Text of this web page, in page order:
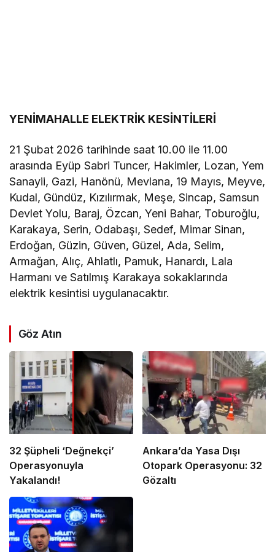
YENİMAHALLE ELEKTRİK KESİNTİLERİ
21 Şubat 2026 tarihinde saat 10.00 ile 11.00
arasında Eyüp Sabri Tuncer, Hakimler, Lozan, Yem
Sanayii, Gazi, Hanönü, Mevlana, 19 Mayıs, Meyve,
Kudal, Gündüz, Kızılırmak, Meşe, Sincap, Samsun
Devlet Yolu, Baraj, Özcan, Yeni Bahar, Toburoğlu,
Karakaya, Serin, Odabaşı, Sedef, Mimar Sinan,
Erdoğan, Güzin, Güven, Güzel, Ada, Selim,
Armağan, Alıç, Ahlatlı, Pamuk, Hanardı, Lala
Harmanı ve Satılmış Karakaya sokaklarında
elektrik kesintisi uygulanacaktır.
Göz Atın
32 Şüpheli ‘Değnekçi’
Operasyonuyla
Yakalandı!
Ankara’da Yasa Dışı
Otopark Operasyonu: 32
Gözaltı